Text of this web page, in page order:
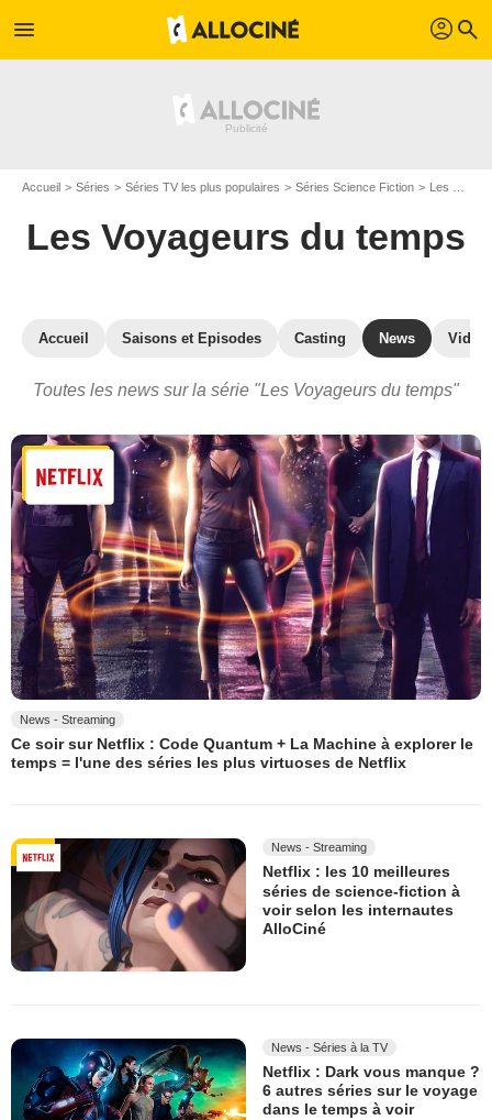
menu profil search
Accueil Séries Séries TV les plus populaires Séries Science Fiction Les Voyageurs du temps
Les Voyageurs du temps
Accueil Saisons et Episodes Casting News
Toutes les news sur la série "Les Voyageurs du temps"
News - Streaming
Ce soir sur Netflix : Code Quantum + La Machine à explorer le
temps = l'une des séries les plus virtuoses de Netflix
News - Streaming
Netflix : les 10 meilleures
séries de science-fiction à
voir selon les internautes
AlloCiné
News - Séries à la TV
Netflix : Dark vous manque ?
6 autres séries sur le voyage
dans le temps à voir